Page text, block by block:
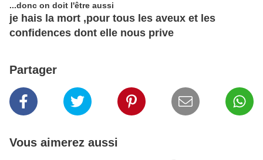
...donc on doit l'être aussi
je hais la mort ,pour tous les aveux et les
confidences dont elle nous prive
Partager
Vous aimerez aussi